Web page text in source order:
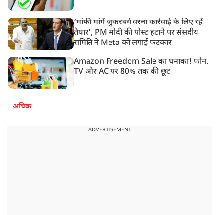
‘मांफी मांगें जुकरबर्ग वरना कार्रवाई के लिए रहें
तैयार’, PM मोदी की पोस्ट हटाने पर संसदीय
समिति ने Meta को लगाई फटकार
Amazon Freedom Sale का धमाका! फोन,
TV और AC पर 80% तक की छूट
अधिक
ADVERTISEMENT